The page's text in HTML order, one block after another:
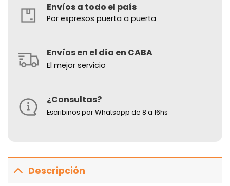
Envíos a todo el país
Por expresos puerta a puerta
Envíos en el día en CABA
El mejor servicio
¿Consultas?
Escribinos por Whatsapp de 8 a 16hs
Descripción